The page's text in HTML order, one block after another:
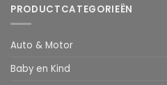
PRODUCTCATEGORIEËN
Auto & Motor
Baby en Kind